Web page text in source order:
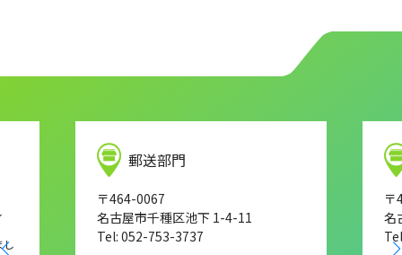
し
郵送部門
〒464-0067
名古屋市千種区池下 1-4-11
Tel: 052-753-3737
〒
名